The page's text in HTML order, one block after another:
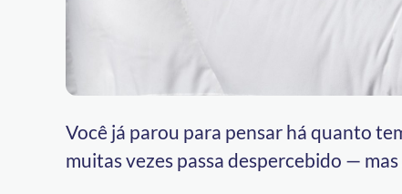
Você já parou para pensar há quanto
muitas vezes passa despercebido —